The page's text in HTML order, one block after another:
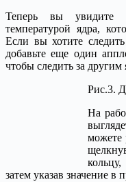
Теперь вы увидите
температурой ядра,
Если вы хотите
добавьте еще один
чтобы следить за другим
Рис.3.
На
можете
затем указав значение в